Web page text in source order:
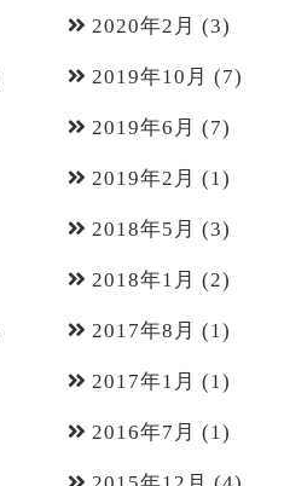
2020年2月 (3)
2019年10月 (7)
2019年6月 (7)
2019年2月 (1)
2018年5月 (3)
2018年1月 (2)
2017年8月 (1)
2017年1月 (1)
2016年7月 (1)